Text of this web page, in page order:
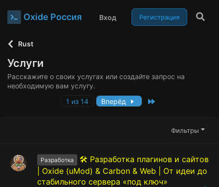
Oxide Россия Вход Регистрация
Rust
Услуги
Расскажите о своих услугах или создайте запрос на
необходимую вам услугу.
1 из 14
Вперёд
Фильтры
Разработка
🛠️ Разработка плагинов и сайтов
| Oxide (uMod) & Carbon & Web | От идеи до
стабильного сервера «под ключ»